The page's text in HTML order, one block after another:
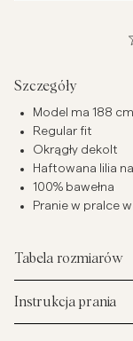
Szczegóły
Model ma 188
Regular fit
Okrągły dekolt
Haftowana lilia
100% bawełna
Pranie w pralce
Tabela rozmiarów
Instrukcja prania